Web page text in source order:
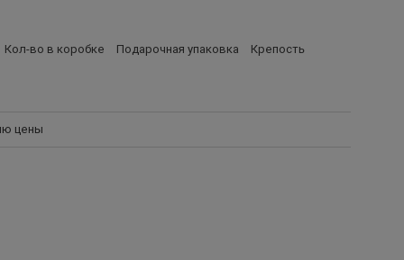
Кол-во в коробке Подарочная упаковка Крепость
цены